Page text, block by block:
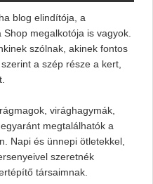
blog elindítója, a
Shop megalkotója is vagyok.
szólnak, akinek fontos
a szép része a kert,
virághagymák,
megtalálhatók a
Napi és ünnepi ötletekkel,
szeretnék
társaimnak.